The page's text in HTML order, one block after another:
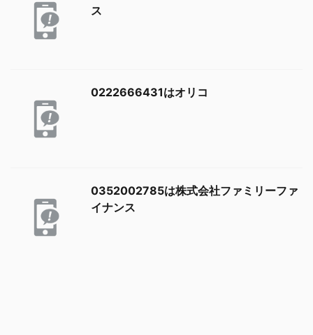
ス
0222666431はオリコ
0352002785は株式会社ファミリーファ
イナンス